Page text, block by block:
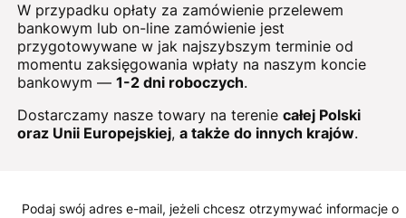
W przypadku opłaty za zamówienie przelewem
bankowym lub on-line zamówienie jest
przygotowywane w jak najszybszym terminie od
momentu zaksięgowania wpłaty na naszym koncie
bankowym — 1-2 dni roboczych.
Dostarczamy nasze towary na terenie całej Polski
oraz Unii Europejskiej, a także do innych krajów.
Podaj swój adres e-mail, jeżeli chcesz otrzymywać informacje o